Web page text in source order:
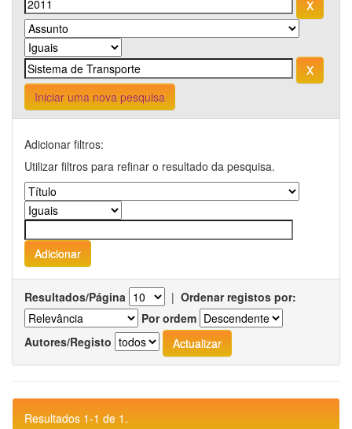
Iniciar uma nova pesquisa
Adicionar filtros:
Utilizar filtros para refinar o resultado da pesquisa.
Resultados/Página | Ordenar registos por:
Por ordem
Autores/Registo
Resultados 1-1 de 1.